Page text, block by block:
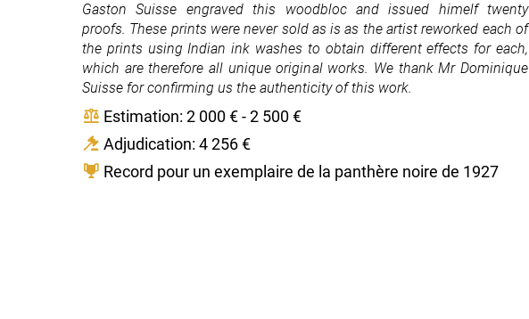
Gaston Suisse engraved this woodbloc and issued himelf twenty
proofs. These prints were never sold as is as the artist reworked each of
the prints using Indian ink washes to obtain different effects for each,
which are therefore all unique original works. We thank Mr Dominique
Suisse for confirming us the authenticity of this work.
Estimation: 2 000 € - 2 500 €
Adjudication: 4 256 €
Record pour un exemplaire de la panthère noire de 1927